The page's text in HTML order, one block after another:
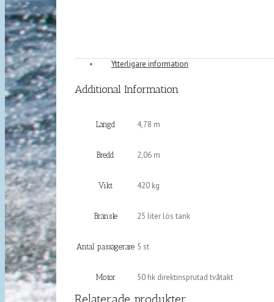
Ytterligare information
Additional Information
Längd 4,78 m
Bredd 2,06 m
Vikt 420 kg
Bränsle 25 liter lös tank
Antal passagerare 5 st
Motor 50 hk direktinsprutad tvåtakt
Relaterade produkter